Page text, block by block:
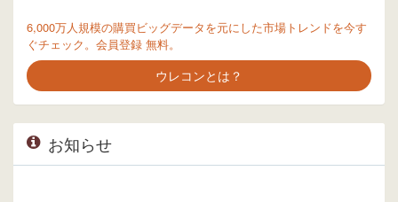
6,000万人規模の購買ビッグデータを元にした市場トレンドを今す
ぐチェック。会員登録 無料。
ウレコンとは？
お知らせ